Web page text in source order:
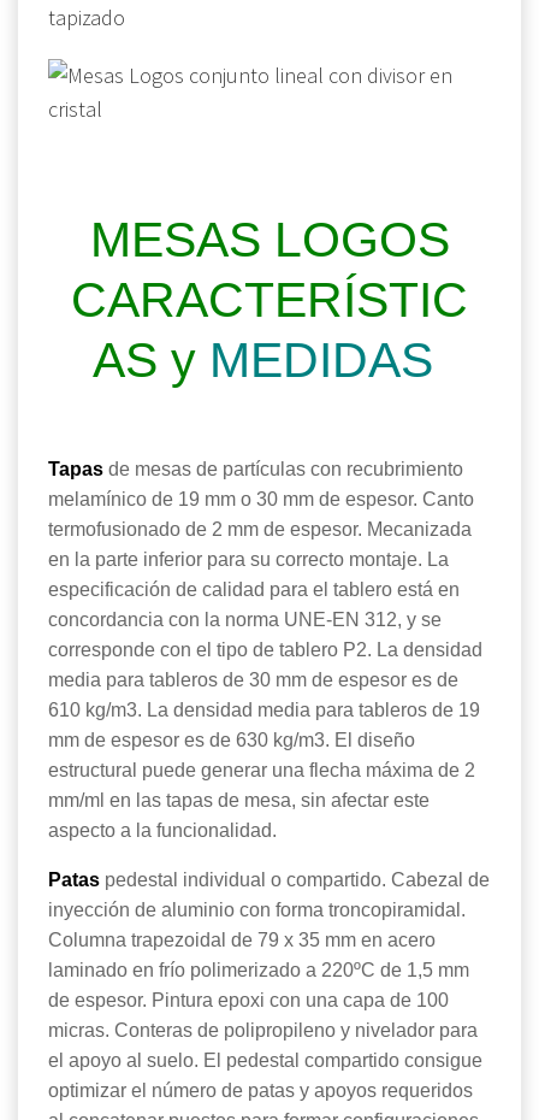
MESAS LOGOS
CARACTERÍSTIC
AS y MEDIDAS
Tapas de mesas de partículas con recubrimiento
melamínico de 19 mm o 30 mm de espesor. Canto
termofusionado de 2 mm de espesor. Mecanizada
en la parte inferior para su correcto montaje. La
especificación de calidad para el tablero está en
concordancia con la norma UNE-EN 312, y se
corresponde con el tipo de tablero P2. La densidad
media para tableros de 30 mm de espesor es de
610 kg/m3. La densidad media para tableros de 19
mm de espesor es de 630 kg/m3. El diseño
estructural puede generar una flecha máxima de 2
mm/ml en las tapas de mesa, sin afectar este
aspecto a la funcionalidad.
Patas pedestal individual o compartido. Cabezal de
inyección de aluminio con forma troncopiramidal.
Columna trapezoidal de 79 x 35 mm en acero
laminado en frío polimerizado a 220ºC de 1,5 mm
de espesor. Pintura epoxi con una capa de 100
micras. Conteras de polipropileno y nivelador para
el apoyo al suelo. El pedestal compartido consigue
optimizar el número de patas y apoyos requeridos